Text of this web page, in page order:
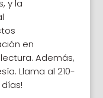
y la
en
Además,
Llama al 210-